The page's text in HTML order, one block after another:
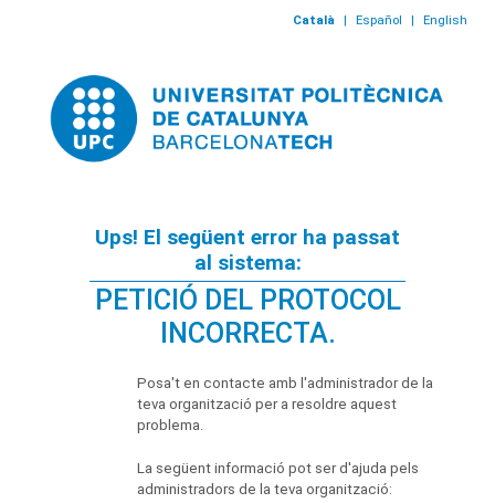
Català | Español | English
Ups! El següent error ha passat
al sistema:
PETICIÓ DEL PROTOCOL
INCORRECTA.
Posa't en contacte amb l'administrador de la
teva organització per a resoldre aquest
problema.
La següent informació pot ser d'ajuda pels
administradors de la teva organització: